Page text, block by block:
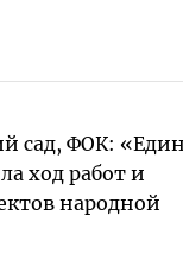
сад, ФОК:
ход работ и
народной